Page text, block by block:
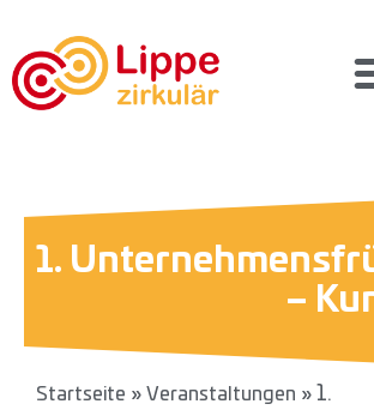
1.
–
Startseite » Veranstaltungen » 1.